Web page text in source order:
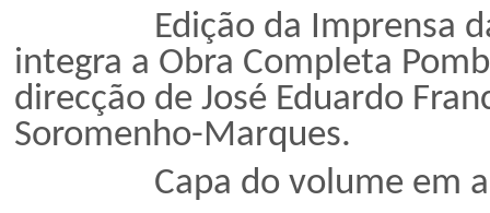
Edição da Imprensa da
integra a Obra Completa
direcção de José Eduardo
Soromenho-Marques.
Capa do volume em